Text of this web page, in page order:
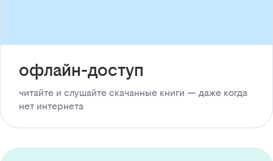
офлайн-доступ
читайте и слушайте скачанные книги — даже когда
нет интернета